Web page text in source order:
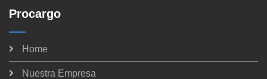
Procargo
Home
Nuestra Empresa